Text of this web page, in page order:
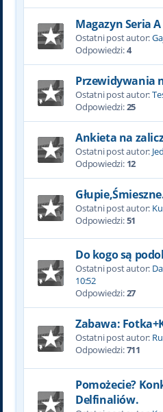
Magazyn Seria A
Ostatni post autor:
Odpowiedzi:4
Przewidywania
Ostatni post autor:
Odpowiedzi:25
Ankieta na
Ostatni post autor:
Odpowiedzi: 12
Ostatni post autor:
Odpowiedzi:51
Do kogo są
Ostatni post autor:
10:52
Odpowiedzi:27
Zabawa:
Ostatni post autor:
Odpowiedzi:711
Pomożecie?
Delfinaliów.